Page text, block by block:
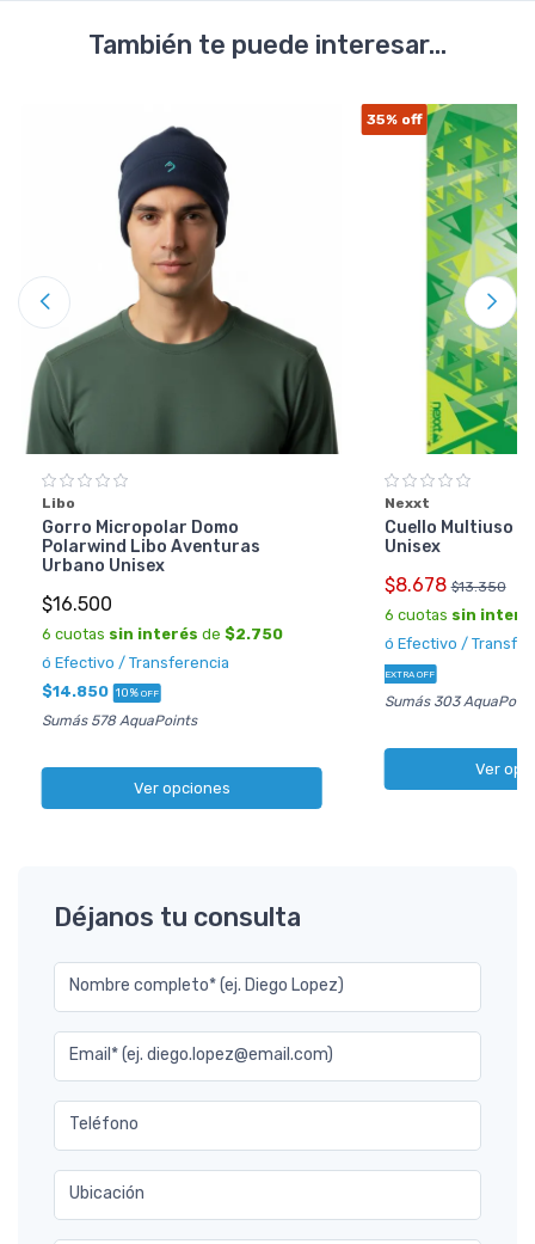
También te puede interesar...
Libo
Gorro Micropolar Domo
Polarwind Libo Aventuras
Urbano Unisex
$16.500
6 cuotas sin interés de $2.750
ó Efectivo / Transferencia
$14.850 10% OFF
Sumás 578 AquaPoints
Ver opciones
35% off
Nexxt
Cuello Multiuso
Unisex
$8.678 $13.350
6 cuotas sin
ó Efectivo /
EXTRA OFF
Sumás 303
Ver
Déjanos tu consulta
Nombre completo* (ej. Diego Lopez)
Email* (ej. diego.lopez@email.com)
Teléfono
Ubicación